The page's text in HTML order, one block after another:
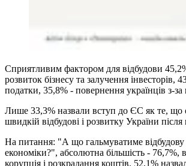
Сприятливим фактором для відбудови
розвиток бізнесу та залучення інвесторів,
податки, 35,8% - повернення українців з-за
Лише 33,3% назвали вступ до ЄС як те, що
швидкій відбудові і розвитку України після
На питання: "А що гальмуватиме відбудову
економіки?", абсолютна більшість - 76,7%,
корупція і розкрадання коштів. 52,1%